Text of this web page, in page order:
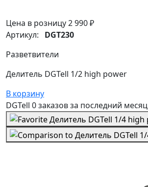
Цена в розницу2 990 ₽
Артикул: DGT230
Разветвители
Делитель DGTell 1/2 high power
В корзину
DGTell 0 заказовза последний месяц